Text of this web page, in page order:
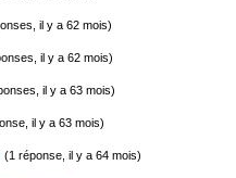
il y a 62 mois)
il y a 62 mois)
il y a 63 mois)
il y a 63 mois)
(1 réponse, il y a 64 mois)